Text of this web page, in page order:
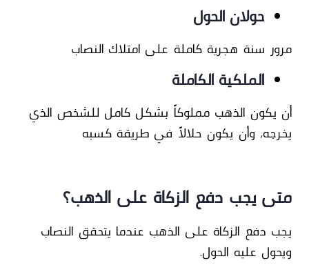
حولان الحول
مرور سنة هجرية كاملة على امتلاك النصاب
الملكية الكاملة
أن يكون الذهبمملوكاً بشكل كامل للشخص الذي
يخرجه، وأن يكون حلالاً في طريقة كسبه
متى يجب دفع الزكاة على الذهب؟
يجب دفع الزكاة على الذهب عندما يتحقق النصاب
ويحول عليه الحول.